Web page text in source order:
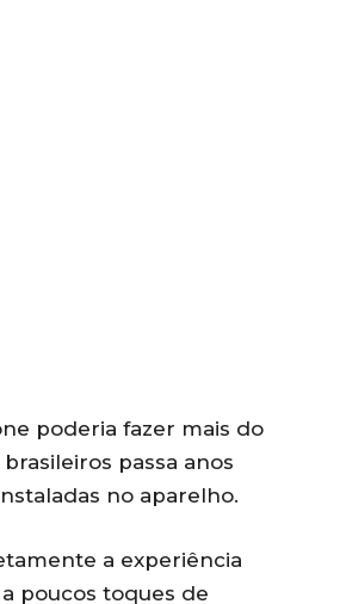
poderia fazer mais do
passa anos
no aparelho.
a experiência
poucos toques de